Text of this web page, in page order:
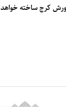
از کلاس درس ایمن ، در منطقه باغستان ناحیه ۳ آموزش و پرورش کرج ساخته خواهد